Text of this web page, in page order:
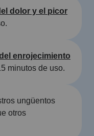
dolor y el picor
enrojecimiento
minutos de uso.
ungüentos
otros